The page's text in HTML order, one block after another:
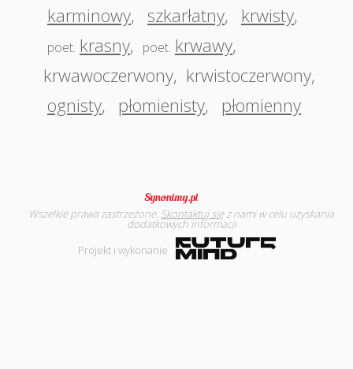
karminowy, szkarłatny, krwisty,
poet. krasny, poet. krwawy,
krwawoczerwony, krwistoczerwony,
ognisty, płomienisty, płomienny
Wszelkie prawa zastrzeżone. Skontaktuj sięz nami w celu uzyskania
dodatkowych informacji
Projekt i wykonanie